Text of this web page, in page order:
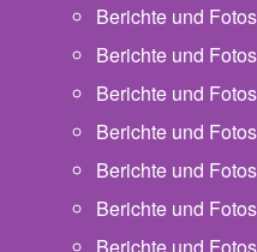
Berichte und
Berichte und
Berichte und
Berichte und
Berichte und
Berichte und